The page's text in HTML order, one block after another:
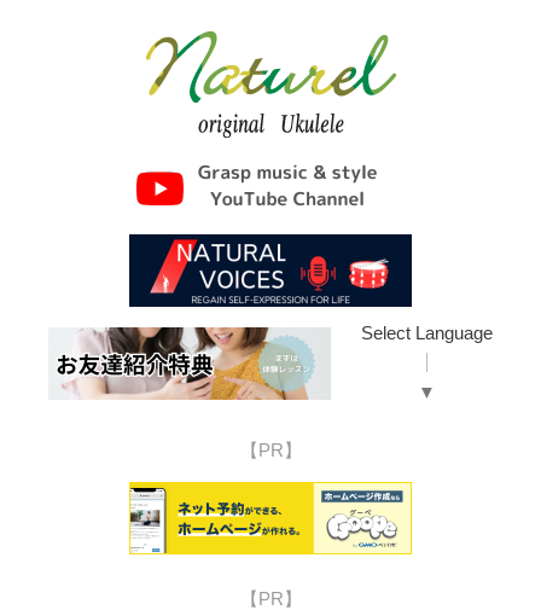
Select Language
▼
【PR】
【PR】